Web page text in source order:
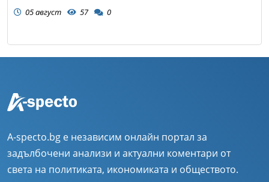
05 август 57 0
A-specto.bg е независим онлайн портал за
задълбочени анализи и актуални коментари от
света на политиката, икономиката и обществото.